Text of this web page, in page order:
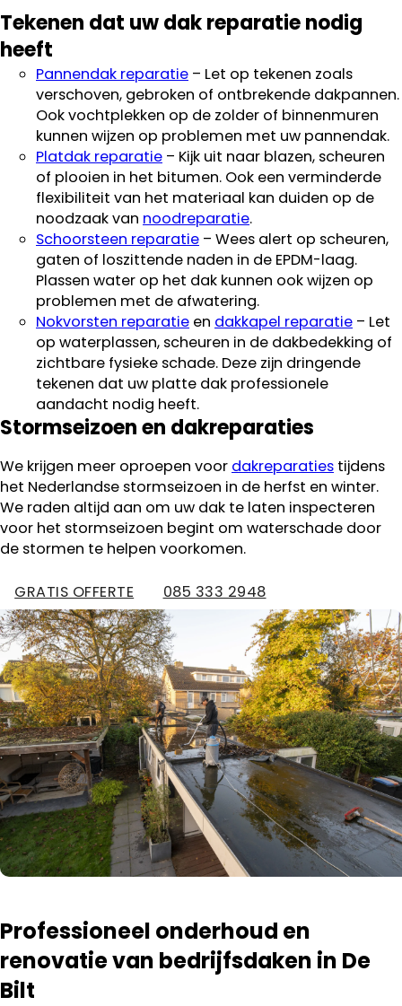
Tekenen dat uw dak reparatie nodig
heeft
Pannendak reparatie – Let op tekenen zoals
verschoven, gebroken of ontbrekende dakpannen.
Ook vochtplekken op de zolder of binnenmuren
kunnen wijzen op problemen met uw pannendak.
Platdak reparatie – Kijk uit naar blazen, scheuren
of plooien in het bitumen. Ook een verminderde
flexibiliteit van het materiaal kan duiden op de
noodzaak van noodreparatie.
Schoorsteen reparatie – Wees alert op scheuren,
gaten of loszittende naden in de EPDM-laag.
Plassen water op het dak kunnen ook wijzen op
problemen met de afwatering.
Nokvorsten reparatie en dakkapel reparatie – Let
op waterplassen, scheuren in de dakbedekking of
zichtbare fysieke schade. Deze zijn dringende
tekenen dat uw platte dak professionele
aandacht nodig heeft.
Stormseizoen en dakreparaties
We krijgen meer oproepen voor dakreparaties tijdens
het Nederlandse stormseizoen in de herfst en winter.
We raden altijd aan om uw dak te laten inspecteren
voor het stormseizoen begint om waterschade door
de stormen te helpen voorkomen.
GRATIS OFFERTE 085 333 2948
Professioneel onderhoud en
renovatie van bedrijfsdaken in De
Bilt